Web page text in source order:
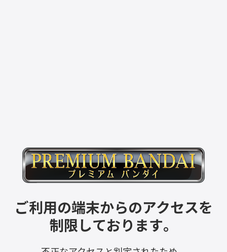
ご利用の端末からのアクセスを
制限しております。